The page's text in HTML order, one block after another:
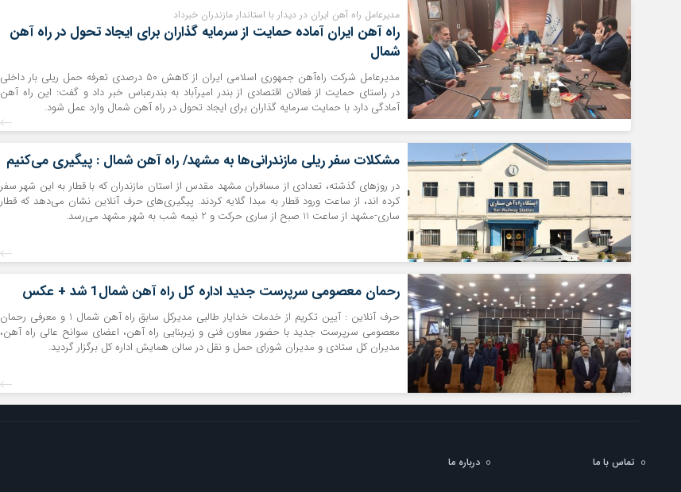
مدیرعامل راه آهن ایران در دیدار با استاندار مازندران خبرداد
راه آهن ایران آماده حمایت از سرمایه گذاران برای ایجاد تحول در راه آهن
شمال
مدیرعامل شرکت راه‌آهن جمهوری اسلامی ایران از کاهش ۵۰ درصدی تعرفه حمل‌ ریلی بار داخلی
در راستای حمایت از فعالان اقتصادی از بندر امیرآباد به بندرعباس خبر داد و گفت: این راه آهن
آمادگی دارد با حمایت سرمایه گذاران برای ایجاد تحول در راه آهن شمال وارد عمل شود.
مشکلات سفر ریلی مازندرانی‌ها به مشهد/ راه آهن شمال : پیگیری می‌‎کنیم
در روزهای گذشته، تعدادی از مسافران مشهد مقدس از استان مازندران که با قطار به این شهر سفر
کرده اند، از ساعت ورود قطار به مبدا گلایه کردند. پیگیری‌های حرف آنلاین نشان می‌دهد که قطار
ساری-مشهد از ساعت 11 صبح از ساری حرکت و 2 نیمه شب به شهر مشهد می‌رسد.
رحمان معصومی سرپرست جدید اداره کل راه آهن شمال1 شد + عکس
حرف آنلاین : آیین تکریم از خدمات خدایار طالبی مدیرکل سابق راه آهن شمال 1 و معرفی رحمان
معصومی سرپرست جدید با حضور معاون فنی و زیربنایی راه آهن، اعضای سوانح عالی راه آهن،
مدیران کل ستادی و مدیران شورای حمل و نقل در سالن همایش اداره کل برگزار گردید.
تماس با ما درباره ما